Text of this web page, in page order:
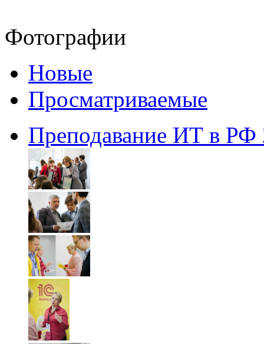
Фотографии
Новые
Просматриваемые
Преподавание ИТ в РФ